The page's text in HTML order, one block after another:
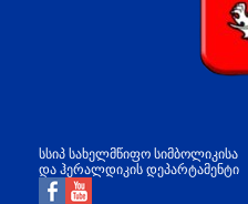
სსიპ სახელმწიფო სიმბოლიკისა
და ჰერალდიკის დეპარტამენტი